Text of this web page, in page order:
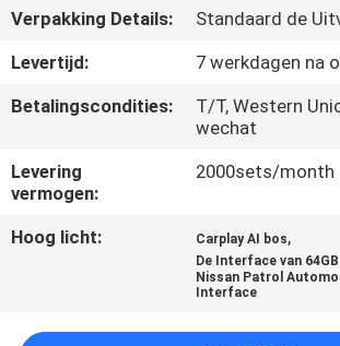
CONTACTEER
NIEUWS
GEVALLEN
Verpakking Details:
Standaard de
Levertijd:
7 werkdagen na
Betalingscondities:
T/T, Western
wechat
Levering
vermogen:
2000sets/month
Hoog licht: Carplay AI bos,
De Interface van
Nissan Patrol
Interface